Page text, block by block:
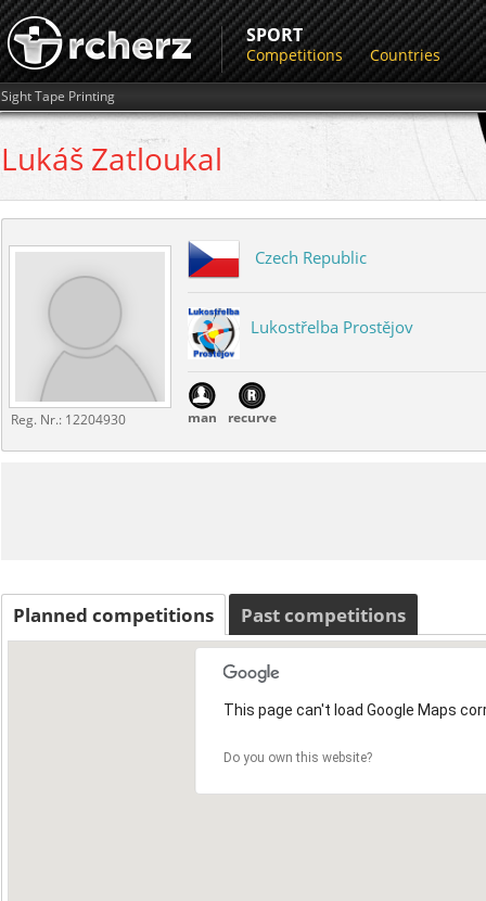
SPORT
Competitions Countries
Sight Tape Printing
Lukáš Zatloukal
Reg. Nr.: 12204930
Czech Republic
Lukostřelba Prostějov
man recurve
Planned competitions Past competitions
This page can't load Google Maps
Do you own this website?